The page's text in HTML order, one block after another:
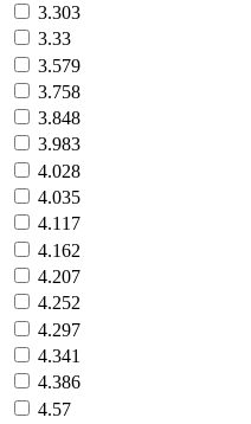
3.303
3.33
3.579
3.758
3.848
3.983
4.028
4.035
4.117
4.162
4.207
4.252
4.297
4.341
4.386
4.57